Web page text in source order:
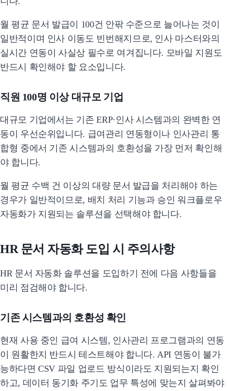
월 평균 문서 발급이 100건 안팎 수준으로 늘어나는 것이
일반적이며 인사 이동도 빈번해지므로, 인사 마스터와의
실시간 연동이 사실상 필수로 여겨집니다. 모바일 지원도
반드시 확인해야 할 요소입니다.
직원 100명 이상 대규모 기업
대규모 기업에서는 기존 ERP·인사 시스템과의 완벽한 연
동이 우선순위입니다. 급여관리 연동형이나 인사관리 통
합형 중에서 기존 시스템과의 호환성을 가장 먼저 확인해
야 합니다.
월 평균 수백 건 이상의 대량 문서 발급을 처리해야 하는
경우가 일반적이므로, 배치 처리 기능과 승인 워크플로우
자동화가 지원되는 솔루션을 선택해야 합니다.
HR 문서 자동화 도입 시 주의사항
HR 문서 자동화 솔루션을 도입하기 전에 다음 사항들을
미리 점검해야 합니다.
기존 시스템과의 호환성 확인
현재 사용 중인 급여 시스템, 인사관리 프로그램과의 연동
이 원활한지 반드시 테스트해야 합니다. API 연동이 불가
능하다면 CSV 파일 업로드 방식이라도 지원되는지 확인
하고, 데이터 동기화 주기도 업무 특성에 맞는지 살펴봐야